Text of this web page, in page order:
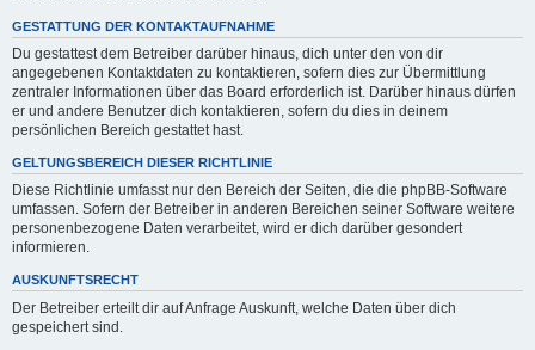
GESTATTUNG DER KONTAKTAUFNAHME
Du gestattest dem Betreiber darüber hinaus, dich unter den von dir
angegebenen Kontaktdaten zu kontaktieren, sofern dies zur Übermittlung
zentraler Informationen über das Board erforderlich ist. Darüber hinaus dürfen
er und andere Benutzer dich kontaktieren, sofern du dies in deinem
persönlichen Bereich gestattet hast.
GELTUNGSBEREICH DIESER RICHTLINIE
Diese Richtlinie umfasst nur den Bereich der Seiten, die die phpBB-Software
umfassen. Sofern der Betreiber in anderen Bereichen seiner Software weitere
personenbezogene Daten verarbeitet, wird er dich darüber gesondert
informieren.
AUSKUNFTSRECHT
Der Betreiber erteilt dir auf Anfrage Auskunft, welche Daten über dich
gespeichert sind.